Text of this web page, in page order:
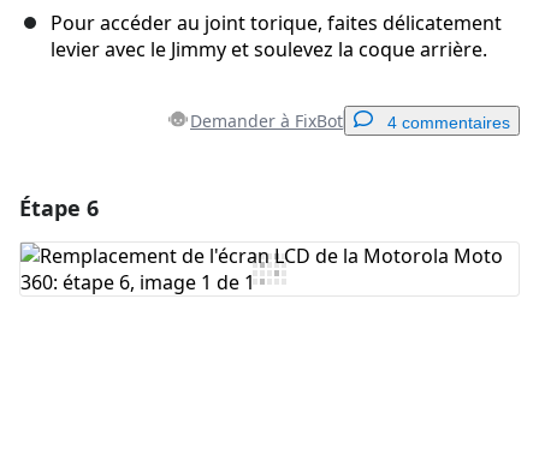
Pour accéder au joint torique, faites délicatement
levier avec le Jimmy et soulevez la coque arrière.
Demander à FixBot 4 commentaires
Ajouter un commentaire
Étape 6